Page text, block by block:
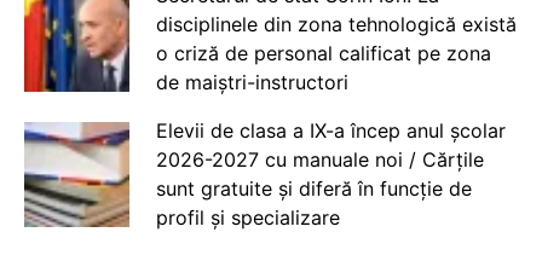
disciplinele din zona tehnologică există
o criză de personal calificat pe zona
de maiștri-instructori
Elevii de clasa a IX-a încep anul școlar
2026-2027 cu manuale noi / Cărțile
sunt gratuite și diferă în funcție de
profil și specializare